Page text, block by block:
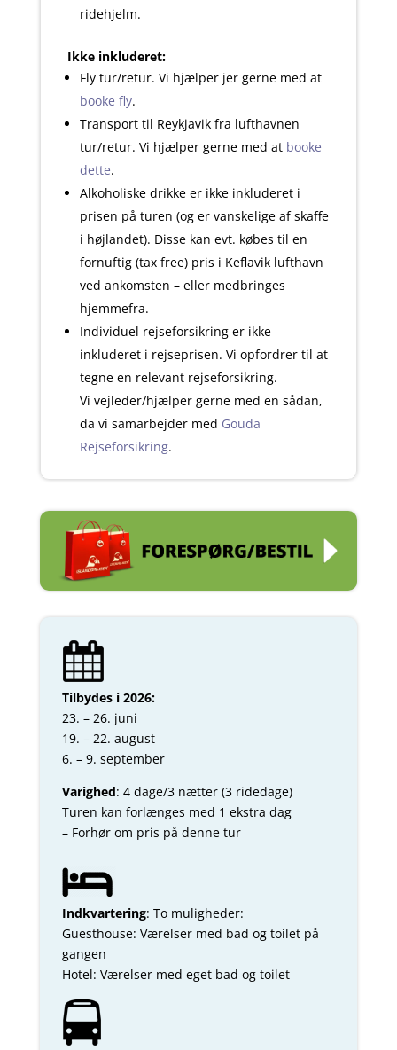
ridehjelm.
Ikke inkluderet:
Fly tur/retur. Vi hjælper jer gerne med at
booke fly.
Transport til Reykjavik fra lufthavnen
tur/retur. Vi hjælper gerne med at booke
dette.
Alkoholiske drikke er ikke inkluderet i
prisen på turen (og er vanskelige af skaffe
i højlandet). Disse kan evt. købes til en
fornuftig (tax free) pris i Keflavik lufthavn
ved ankomsten – eller medbringes
hjemmefra.
Individuel rejseforsikring er ikke
inkluderet i rejseprisen. Vi opfordrer til at
tegne en relevant rejseforsikring.
Vi vejleder/hjælper gerne med en sådan,
da vi samarbejder med Gouda
Rejseforsikring.
Tilbydes i 2026:
23. – 26. juni
19. – 22. august
6. – 9. september
Varighed: 4 dage/3 nætter (3 ridedage)
Turen kan forlænges med 1 ekstra dag
– Forhør om pris på denne tur
Indkvartering: To muligheder:
Guesthouse: Værelser med bad og toilet på
gangen
Hotel: Værelser med eget bad og toilet